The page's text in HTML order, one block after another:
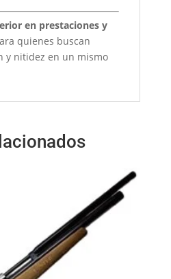
en prestaciones y
quienes buscan
y nitidez en un mismo